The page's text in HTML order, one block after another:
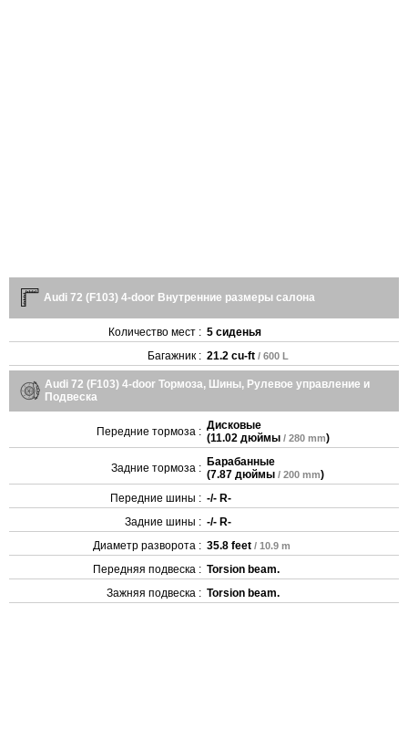
Audi 72 (F103) 4-door Внутренние размеры салона
Количество мест : 5 сиденья
Багажник : 21.2 cu-ft / 600 L
Audi 72 (F103) 4-door Тормоза, Шины, Рулевое управление и
Подвеска
Передние тормоза : Дисковые
(11.02 дюймы / 280 mm)
Задние тормоза : Барабанные
(7.87 дюймы / 200 mm)
Передние шины : -/- R-
Задние шины : -/- R-
Диаметр разворота : 35.8 feet / 10.9 m
Передняя подвеска : Torsion beam.
Зажняя подвеска : Torsion beam.